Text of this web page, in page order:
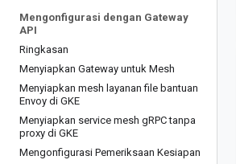
Mengonfigurasi dengan Gateway
API
Ringkasan
Menyiapkan Gateway untuk Mesh
Menyiapkan mesh layanan file bantuan
Envoy di GKE
Menyiapkan service mesh gRPC tanpa
proxy di GKE
Mengonfigurasi Pemeriksaan Kesiapan